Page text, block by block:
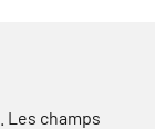
Les champs